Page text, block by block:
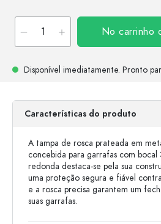
No carrinho
Disponível imediatamente. Pronto
Características do produto
A tampa de rosca prateada em
concebida para garrafas com
redonda destaca-se pela sua
uma proteção segura e fiável
e a rosca precisa garantem um
suas garrafas.